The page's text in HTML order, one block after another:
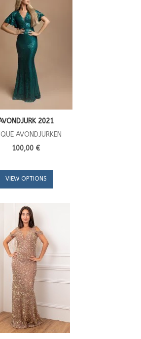
2021
AVONDJURKEN
100,00 €
VIEW OPTIONS